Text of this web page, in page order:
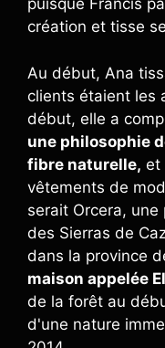
puisque Francis
création et tisse
Au début, Ana
clients étaient les
début, elle a
une philosophie
fibre naturelle, et
vêtements de
serait Orcera,
des Sierras de
dans la province
maison appelée
de la forêt au
d'une nature